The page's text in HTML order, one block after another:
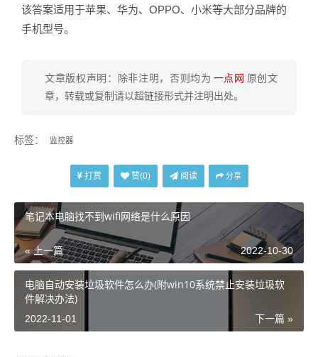
该答案适用于苹果、华为、OPPO、小米等大部分品牌的
手机型号。
文章版权声明：除非注明，否则均为 一点网 原创文
章，转载或复制请以超链接形式并注明出处。
标签： 监控器
打赏 赞(0) 阅读 分享
笔记本电脑找不到wifi网络是什么原因
« 上一篇 2022-10-30
电脑自动安装垃圾软件怎么办(附win10系统禁止安装垃圾软
件解决办法)
下一篇 »
2022-11-01